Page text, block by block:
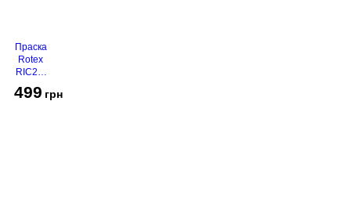
Праска
Rotex
RIC21-
Super
499 грн